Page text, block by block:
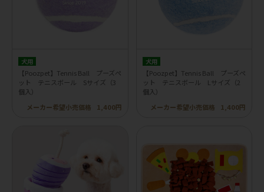
犬用
【Poozpet】Tennis Ball プーズペ
ット テニスボール Sサイズ（3
個入）
メーカー希望小売価格
1,400円
犬用
【Poozpet】Tennis Ball プーズペ
ット テニスボール Lサイズ（2
個入）
メーカー希望小売価格
1,400円